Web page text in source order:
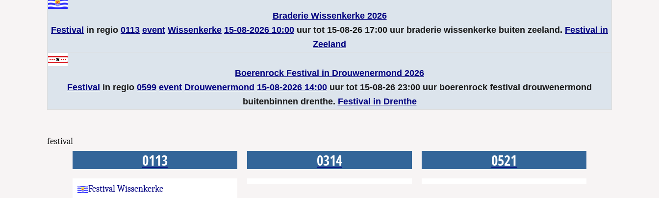
Braderie Wissenkerke 2026
Festival in regio 0113 event Wissenkerke 15-08-2026 10:00 uur tot 15-08-26 17:00 uur braderie wissenkerke buiten zeeland. Festival in
Zeeland
Boerenrock Festival in Drouwenermond 2026
Festival in regio 0599 event Drouwenermond 15-08-2026 14:00 uur tot 15-08-26 23:00 uur boerenrock festival drouwenermond
buitenbinnen drenthe. Festival in Drenthe
festival
0113
Festival Wissenkerke
0314 0521